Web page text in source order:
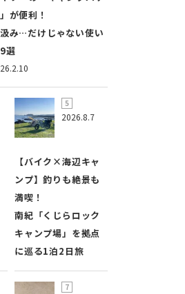
が便利！
み…だけじゃない使い
選
2026.8.7
【バイク×海辺キャ
ンプ】釣りも絶景も
満喫！
南紀「くじらロック
キャンプ場」を拠点
に巡る1泊2日旅